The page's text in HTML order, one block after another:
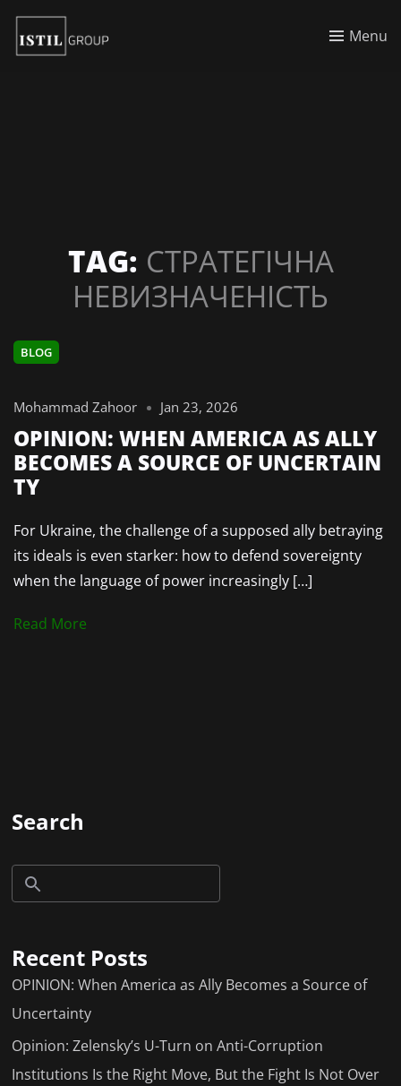
Menu
TAG: СТРАТЕГІЧНА
НЕВИЗНАЧЕНІСТЬ
BLOG
Mohammad Zahoor Jan 23, 2026
OPINION: WHEN AMERICA AS ALLY
BECOMES A SOURCE OF UNCERTAIN
TY
For Ukraine, the challenge of a supposed ally betraying
its ideals is even starker: how to defend sovereignty
when the language of power increasingly […]
Read More
Search
Recent Posts
OPINION: When America as Ally Becomes a Source of
Uncertainty
Opinion: Zelensky’s U-Turn on Anti-Corruption
Institutions Is the Right Move, But the Fight Is Not Over